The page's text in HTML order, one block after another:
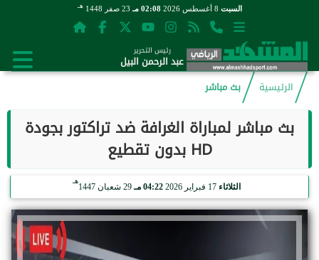
السبت 02:08 مـ 23 صفر 1448 هـ
رئيس التحرير
عبد الرحمن البيل
الرئيسية
بث مباشر
بث مباشر لمباراة الغرافة ضد تراكتور بجودة
HD بدون تقطيع
الثلاثاء 04:22 مـ 29 شعبان 1447
هـ